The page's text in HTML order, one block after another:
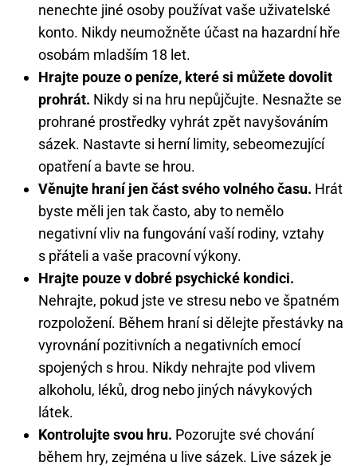
nenechte jiné osoby používat vaše uživatelské
konto. Nikdy neumožněte účast na hazardní hře
osobám mladším 18 let.
Hrajte pouze o peníze, které si můžete dovolit
prohrát. Nikdy si na hru nepůjčujte. Nesnažte se
prohrané prostředky vyhrát zpět navyšováním
sázek. Nastavte si herní limity, sebeomezující
opatření a bavte se hrou.
Věnujte hraní jen část svého volného času. Hrát
byste měli jen tak často, aby to nemělo
negativní vliv na fungování vaší rodiny, vztahy
s přáteli a vaše pracovní výkony.
Hrajte pouze v dobré psychické kondici.
Nehrajte, pokud jste ve stresu nebo ve špatném
rozpoložení. Během hraní si dělejte přestávky na
vyrovnání pozitivních a negativních emocí
spojených s hrou. Nikdy nehrajte pod vlivem
alkoholu, léků, drog nebo jiných návykových
látek.
Kontrolujte svou hru. Pozorujte své chování
během hry, zejména u live sázek. Live sázek je